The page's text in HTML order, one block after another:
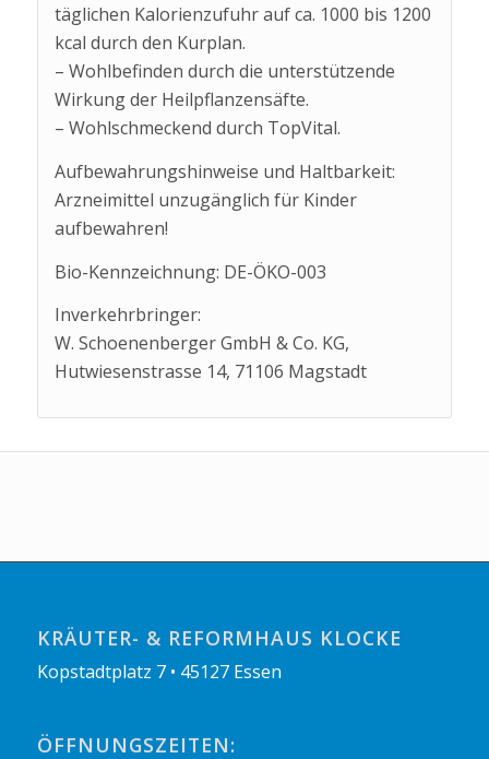
täglichen Kalorienzufuhr auf ca. 1000 bis 1200
kcal durch den Kurplan.
– Wohlbefinden durch die unterstützende
Wirkung der Heilpflanzensäfte.
– Wohlschmeckend durch TopVital.
Aufbewahrungshinweise und Haltbarkeit:
Arzneimittel unzugänglich für Kinder
aufbewahren!
Bio-Kennzeichnung: DE-ÖKO-003
Inverkehrbringer:
W. Schoenenberger GmbH & Co. KG,
Hutwiesenstrasse 14, 71106 Magstadt
KRÄUTER- & REFORMHAUS KLOCKE
Kopstadtplatz 7 • 45127 Essen
ÖFFNUNGSZEITEN: